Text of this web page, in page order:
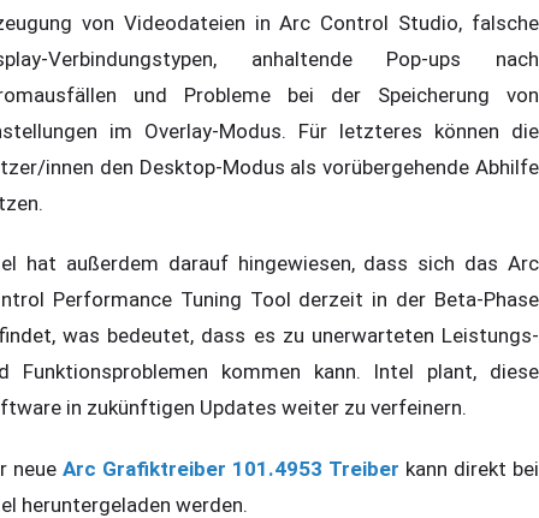
von Videodateien in Arc Control Studio, falsche
Verbindungstypen, anhaltende Pop-ups nach
und Probleme bei der Speicherung von
im Overlay-Modus. Für letzteres können die
innen den Desktop-Modus als vorübergehende Abhilfe
hat außerdem darauf hingewiesen, dass sich das Arc
Performance Tuning Tool derzeit in der Beta-Phase
was bedeutet, dass es zu unerwarteten Leistungs-
Funktionsproblemen kommen kann. Intel plant, diese
in zukünftigen Updates weiter zu verfeinern.
neue Arc Grafiktreiber 101.4953 Treiber kann direkt bei
heruntergeladen werden.